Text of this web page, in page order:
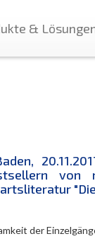
&
der